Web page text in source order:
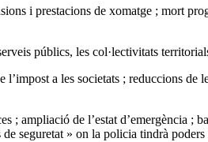
i prestacions de xomatge ; mort
públics, les col·lectivitats
l’impost a les societats ; reduccions de
; ampliació de l’estat d’emergència ;
seguretat » on la policia tindrà